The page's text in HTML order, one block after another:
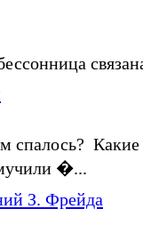
спалось?
�...
З. Фрейда